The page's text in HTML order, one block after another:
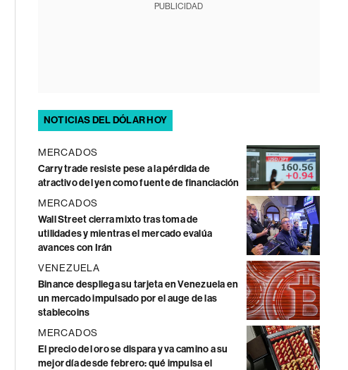
PUBLICIDAD
NOTICIAS DEL DÓLAR HOY
MERCADOS
Carry trade resiste pese a la pérdida de
atractivo del yen como fuente de financiación
MERCADOS
Wall Street cierra mixto tras toma de
utilidades y mientras el mercado evalúa
avances con Irán
VENEZUELA
Binance despliega su tarjeta en Venezuela en
un mercado impulsado por el auge de las
stablecoins
MERCADOS
El precio del oro se dispara y va camino a su
mejor día desde febrero: qué impulsa el